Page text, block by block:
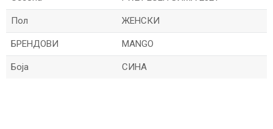
Пол ЖЕНСКИ
БРЕНДОВИ MANGO
Боја СИНА